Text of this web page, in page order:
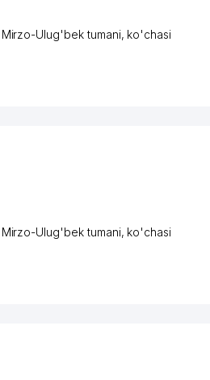
Mirzo-Ulug'bek tumani, ko'chasi
Mirzo-Ulug'bek tumani, ko'chasi